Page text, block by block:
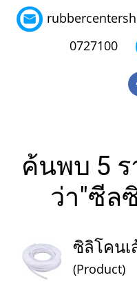
0727100
ค้นพบ 5 ร
ว่า"ซีล
ซิลิโคน
(Product)